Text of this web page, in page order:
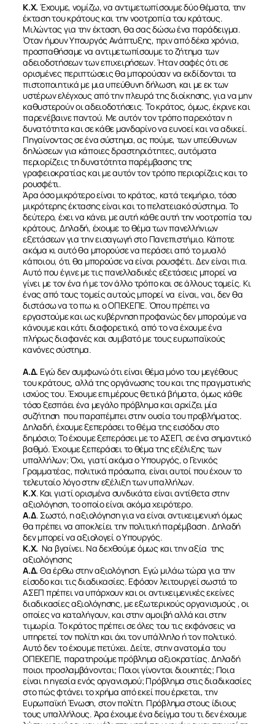
Κ.Χ. Έχουμε, νομίζω, να αντιμετωπίσουμε δύο θέματα, την
έκταση του κράτους και την νοοτροπία του κράτους.
Μιλώντας για την έκταση, θα σας δώσω ένα παράδειγμα.
Όταν ήμουν Υπουργός Ανάπτυξης, πριν από δέκα χρόνια,
προσπαθήσαμε να αντιμετωπίσουμε το ζήτημα των
αδειοδοτήσεων των επιχειρήσεων. Ήταν σαφές ότι σε
ορισμένες περιπτώσεις θα μπορούσαν να εκδίδονται τα
πιστοποιητικά με μια υπεύθυνη δήλωση, και με εκ των
υστέρων ελέγχους από την πλευρά της διοίκησης, για να μην
καθυστερούν οι αδειοδοτήσεις. Το κράτος, όμως, έκρινε και
παρενέβαινε παντού. Με αυτόν τον τρόπο παρεχόταν η
δυνατότητα και σε κάθε μανδαρίνο να ευνοεί και να αδικεί.
Πηγαίνοντας σε ένα σύστημα, ας πούμε, των υπεύθυνων
δηλώσεων για κάποιες δραστηριότητες, αυτόματα
περιορίζεις τη δυνατότητα παρέμβασης της
γραφειοκρατίας και με αυτόν τον τρόπο περιορίζεις και το
ρουσφέτι.
Άρα όσο μικρότερο είναι το κράτος, κατά τεκμήριο, τόσο
μικρότερης έκτασης είναι και το πελατειακό σύστημα. Το
δεύτερο, έχει να κάνει με αυτή κάθε αυτή την νοοτροπία του
κράτους. Δηλαδή, έχουμε το θέμα των πανελλήνιων
εξετάσεων για την εισαγωγή στο Πανεπιστήμιο. Κάποτε
ακόμα κι αυτό θα μπορούσε να περάσει από το μυαλό
κάποιου, ότι θα μπορούσε να είναι ρουσφέτι. Δεν είναι πια.
Αυτό που έγινε με τις πανελλαδικές εξετάσεις μπορεί να
γίνει με τον ένα ή με τον άλλο τρόπο και σε άλλους τομείς. Κι
ένας από τους τομείς αυτούς μπορεί να είναι, ναι, δεν θα
διστάσω να το πω κι ο ΟΠΕΚΕΠΕ. Όπου πρέπει να
εργαστούμε και ως κυβέρνηση προφανώς δεν μπορούμε να
κάνουμε και κάτι διαφορετικό, από το να έχουμε ένα
πλήρως διαφανές και συμβατό με τους ευρωπαϊκούς
κανόνες σύστημα.
Α.Δ. Εγώ δεν συμφωνώ ότι είναι θέμα μόνο του μεγέθους
του κράτους, αλλά της οργάνωσης του και της πραγματικής
ισχύος του. Έχουμε επιμέρους θετικά βήματα, όμως κάθε
τόσο ξεσπάει ένα μεγάλο πρόβλημα και αρχίζει μία
συζήτηση που παραπέμπει στην ουσία του προβλήματος.
Δηλαδή, έχουμε ξεπεράσει το θέμα της εισόδου στο
δημόσιο; Το έχουμε ξεπεράσει με το ΑΣΕΠ, σε ένα σημαντικό
βαθμό. Έχουμε ξεπεράσει το θέμα της εξέλιξης των
υπαλλήλων; Όχι, γιατί ακόμα ο Υπουργός, ο Γενικός
Γραμματέας, πολιτικά πρόσωπα, είναι αυτοί που έχουν το
τελευταίο λόγο στην εξέλιξη των υπαλλήλων.
Κ.Χ. Και γιατί ορισμένα συνδικάτα είναι αντίθετα στην
αξιολόγηση, το οποίο είναι ακόμα χειρότερο.
Α.Δ. Σωστό, η αξιολόγηση για να είναι αντικειμενική όμως
θα πρέπει να αποκλείει την πολιτική παρέμβαση . Δηλαδή
δεν μπορεί να αξιολογεί ο Υπουργός.
Κ.Χ. Να βγαίνει. Να δεχθούμε όμως και την αξία της
αξιολόγησης
Α.Δ. Θα έρθω στην αξιολόγηση. Εγώ μιλάω τώρα για την
είσοδο και τις διαδικασίες. Εφόσον λειτουργεί σωστά το
ΑΣΕΠ πρέπει να υπάρχουν και οι αντικειμενικές εκείνες
διαδικασίες αξιολόγησης, με εξωτερικούς οργανισμούς , οι
οποίες να καταλήγουν, και στην αμοιβή αλλά και στην
τιμωρία. Το κράτος πρέπει σε όλες του τις εκφάνσεις να
υπηρετεί τον πολίτη και όχι τον υπάλληλο ή τον πολιτικό.
Αυτό δεν το έχουμε πετύχει. Δείτε, στην ανατομία του
ΟΠΕΚΕΠΕ, παρατηρούμε πρόβλημα αξιοκρατίας. Δηλαδή
ποιοι προσλαμβάνονται; Ποιοι γίνονται διοικητές; Ποια
είναι η ηγεσία ενός οργανισμού; Πρόβλημα στις διαδικασίες
στο πώς φτάνει το χρήμα από εκεί που έρχεται, την
Ευρωπαϊκή Ένωση, στον πολίτη. Πρόβλημα στους ίδιους
τους υπαλλήλους. Άρα έχουμε ένα δείγμα του τι δεν έχουμε